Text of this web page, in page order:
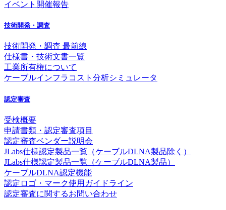
イベント開催報告
技術開発・調査
技術開発・調査 最前線
仕様書・技術文書一覧
工業所有権について
ケーブルインフラコスト分析シミュレータ
認定審査
受検概要
申請書類・認定審査項目
認定審査ベンダー説明会
JLabs仕様認定製品一覧（ケーブルDLNA製品除く）
JLabs仕様認定製品一覧（ケーブルDLNA製品）
ケーブルDLNA認定機能
認定ロゴ・マーク使用ガイドライン
認定審査に関するお問い合わせ